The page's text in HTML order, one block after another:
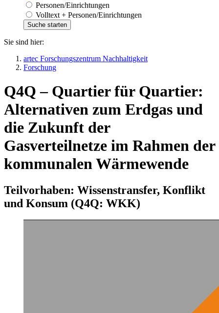
Personen/Einrichtungen
Volltext + Personen/Einrichtungen
Sie sind hier:
artec Forschungszentrum Nachhaltigkeit
Forschung
Q4Q – Quartier für Quartier:
Alternativen zum Erdgas und
die Zukunft der
Gasverteilnetze im Rahmen der
kommunalen Wärmewende
Teilvorhaben: Wissenstransfer, Konflikt
und Konsum (Q4Q: WKK)